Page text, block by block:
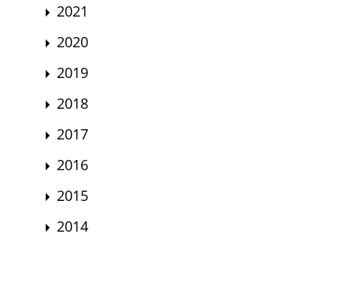
2021
2020
2019
2018
2017
2016
2015
2014